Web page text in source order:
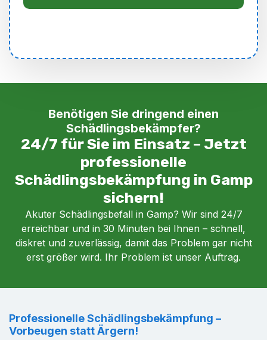
Benötigen Sie dringend einen
Schädlingsbekämpfer?
24/7 für Sie im Einsatz – Jetzt
professionelle
Schädlingsbekämpfung in Gamp
sichern!
Akuter Schädlingsbefall in Gamp? Wir sind 24/7
erreichbar und in 30 Minuten bei Ihnen – schnell,
diskret und zuverlässig, damit das Problem gar nicht
erst größer wird. Ihr Problem ist unser Auftrag.
Professionelle Schädlingsbekämpfung –
Vorbeugen statt Ärgern!